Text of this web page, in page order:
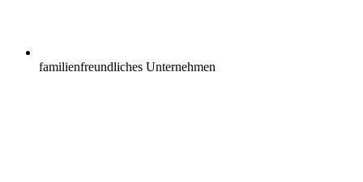
familienfreundliches Unternehmen